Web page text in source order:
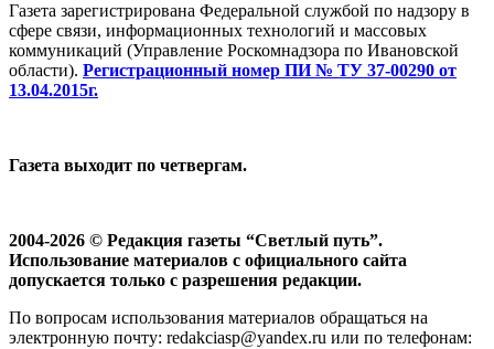
Газета зарегистрирована Федеральной службой по надзору в
сфере связи, информационных технологий и массовых
коммуникаций (Управление Роскомнадзора по Ивановской
области). Регистрационный номер ПИ № ТУ 37-00290 от
13.04.2015г.
Газета выходит по четвергам.
2004-2026 © Редакция газеты “Светлый путь”.
Использование материалов с официального сайта
допускается только с разрешения редакции.
По вопросам использования материалов обращаться на
электронную почту: redakciasp@yandex.ru или по телефонам: